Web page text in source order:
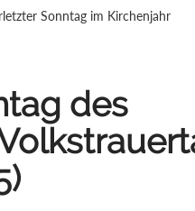
Sonntag im Kirchenjahr
des